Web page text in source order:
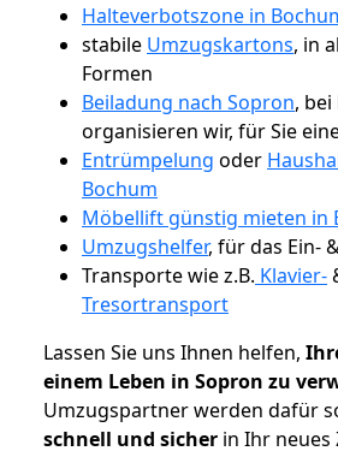
Halteverbotszone in
stabile Umzugskartons, in
Formen
Beiladung nach Sopron,
organisieren wir, für Sie
Entrümpelung oder
Bochum
Möbellift günstig mieten in
Umzugshelfer, für das Ein-
Transporte wie z.B. Klavier-
Tresortransport
Lassen Sie uns Ihnen helfen,
einem Leben in Sopron zu
Umzugspartner werden dafür
schnell und sicher in Ihr neues